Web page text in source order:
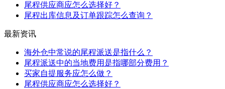
尾程供应商应怎么选择好？
尾程出库信息及订单跟踪怎么查询？
最新资讯
海外仓中常说的尾程派送是指什么？
尾程派送中的当地费用是指哪部分费用？
买家自提服务应怎么做？
尾程供应商应怎么选择好？